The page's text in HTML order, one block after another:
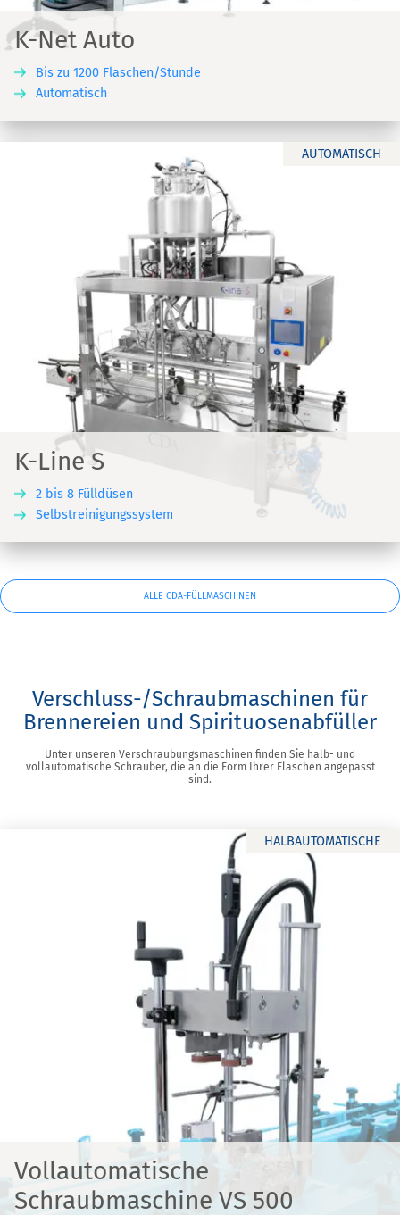
K-Net Auto
Bis zu 1200 Flaschen/Stunde
Automatisch
AUTOMATISCH
K-Line S
2 bis 8 Fülldüsen
Selbstreinigungssystem
ALLE CDA-FÜLLMASCHINEN
Verschluss-/Schraubmaschinen für
Brennereien und Spirituosenabfüller
Unter unseren Verschraubungsmaschinen finden Sie halb- und
vollautomatische Schrauber, die an die Form Ihrer Flaschen angepasst
sind.
HALBAUTOMATISCHE
Vollautomatische
Schraubmaschine VS 500